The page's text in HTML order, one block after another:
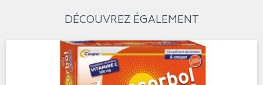
DÉCOUVREZ ÉGALEMENT